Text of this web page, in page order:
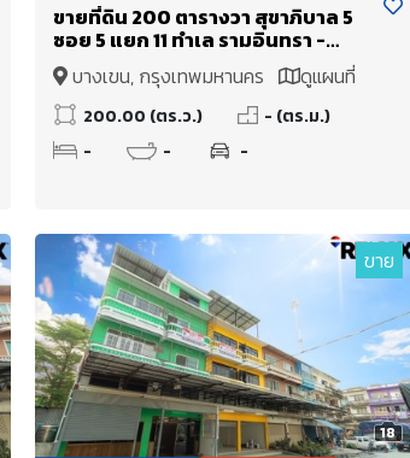
ขายที่ดิน 200 ตารางวา สุขาภิบาล 5
ซอย 5 แยก 11 ทำเล รามอินทรา -
บางเขน ผังเมืองสีเหลือง ย.3
บางเขน, กรุงเทพมหานคร ดูแผนที่
200.00 (ตร.ว.)
- (ตร.ม.)
-
- -
18
ขาย